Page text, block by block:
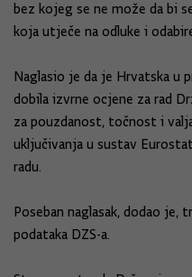
bez kojeg se ne može da bi
koja utječe na odluke i
Naglasio je da je Hrvatska u
dobila izvrne ocjene za rad
za pouzdanost, točnost i
uključivanja u sustav
radu.
Poseban naglasak, dodao je,
podataka DZS-a.